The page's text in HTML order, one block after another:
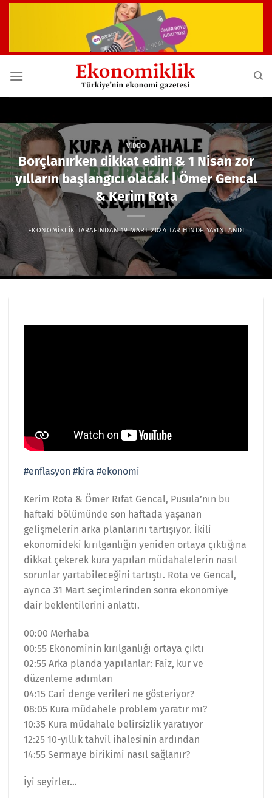
VIDEO
Borçlanırken dikkat edin! & 1 Nisan zor
yılların başlangıcı olacak | Ömer Gencal
& Kerim Rota
EKONOMIKLIK TARAFINDAN 19 MART 2024 TARIHINDE YAYINLANDI
#enflasyon #kira #ekonomi
Kerim Rota & Ömer Rıfat Gencal, Pusula’nın bu
haftaki bölümünde son haftada yaşanan
gelişmelerin arka planlarını tartışıyor. İkili
ekonomideki kırılganlığın yeniden ortaya çıktığına
dikkat çekerek kura yapılan müdahalelerin nasıl
sorunlar yartabileceğini tartıştı. Rota ve Gencal,
ayrıca 31 Mart seçimlerinden sonra ekonomiye
dair beklentilerini anlattı.
00:00 Merhaba
00:55 Ekonominin kırılganlığı ortaya çıktı
02:55 Arka planda yapılanlar: Faiz, kur ve
düzenleme adımları
04:15 Cari denge verileri ne gösteriyor?
08:05 Kura müdahele problem yaratır mı?
10:35 Kura müdahale belirsizlik yaratıyor
12:25 10-yıllık tahvil ihalesinin ardından
14:55 Sermaye birikimi nasıl sağlanır?
İyi seyirler…